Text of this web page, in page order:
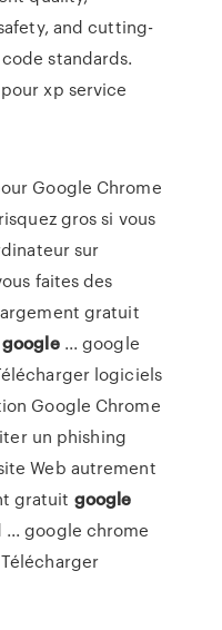
and cutting-
standards.
xp service
Google Chrome
gros si vous
sur
faites des
gratuit
google... google
logiciels
Google Chrome
un phishing
Web autrement
gratuit google
google chrome